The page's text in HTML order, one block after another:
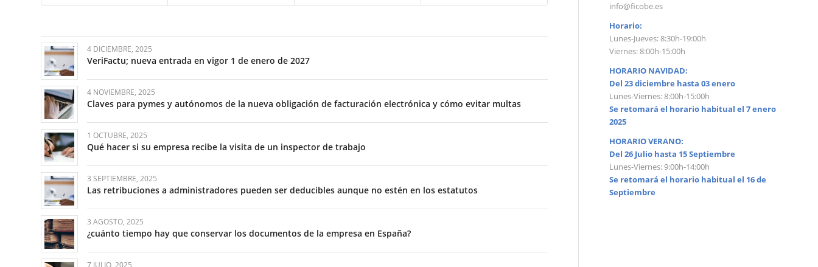
4 DICIEMBRE, 2025
VeriFactu; nueva entrada en vigor 1 de enero de 2027
4 NOVIEMBRE, 2025
Claves para pymes y autónomos de la nueva obligación de facturación electrónica y cómo evitar multas
1 OCTUBRE, 2025
Qué hacer si su empresa recibe la visita de un inspector de trabajo
3 SEPTIEMBRE, 2025
Las retribuciones a administradores pueden ser deducibles aunque no estén en los estatutos
3 AGOSTO, 2025
¿cuánto tiempo hay que conservar los documentos de la empresa en España?
7 JULIO, 2025
info@ficobe.es
Horario:
Lunes-Jueves: 8:30h-19:00h
Viernes: 8:00h-15:00h
HORARIO NAVIDAD:
Del 23 diciembre hasta 03 enero
Lunes-Viernes: 8:00h-15:00h
Se retomará el horario habitual el 7 enero
2025
HORARIO VERANO:
Del 26 Julio hasta 15 Septiembre
Lunes-Viernes: 9:00h-14:00h
Se retomará el horario habitual el 16 de
Septiembre